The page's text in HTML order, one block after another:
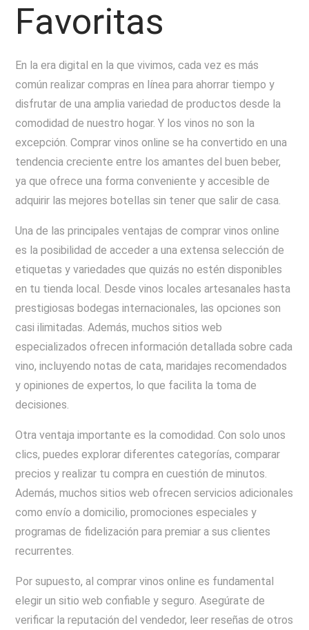
Favoritas
En la era digital en la que vivimos, cada vez es más
común realizar compras en línea para ahorrar tiempo y
disfrutar de una amplia variedad de productos desde la
comodidad de nuestro hogar. Y los vinos no son la
excepción. Comprar vinos online se ha convertido en una
tendencia creciente entre los amantes del buen beber,
ya que ofrece una forma conveniente y accesible de
adquirir las mejores botellas sin tener que salir de casa.
Una de las principales ventajas de comprar vinos online
es la posibilidad de acceder a una extensa selección de
etiquetas y variedades que quizás no estén disponibles
en tu tienda local. Desde vinos locales artesanales hasta
prestigiosas bodegas internacionales, las opciones son
casi ilimitadas. Además, muchos sitios web
especializados ofrecen información detallada sobre cada
vino, incluyendo notas de cata, maridajes recomendados
y opiniones de expertos, lo que facilita la toma de
decisiones.
Otra ventaja importante es la comodidad. Con solo unos
clics, puedes explorar diferentes categorías, comparar
precios y realizar tu compra en cuestión de minutos.
Además, muchos sitios web ofrecen servicios adicionales
como envío a domicilio, promociones especiales y
programas de fidelización para premiar a sus clientes
recurrentes.
Por supuesto, al comprar vinos online es fundamental
elegir un sitio web confiable y seguro. Asegúrate de
verificar la reputación del vendedor, leer reseñas de otros